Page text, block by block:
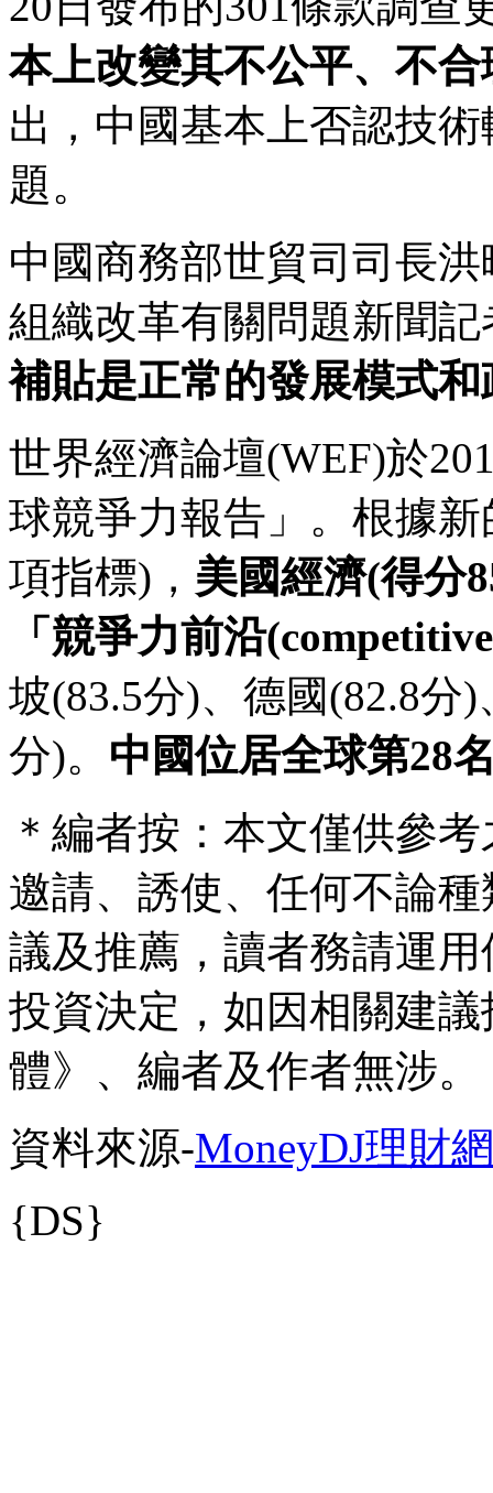
本上改變其不公平、不
出，中國基本上否認技
題。
中國商務部世貿司司長
組織改革有關問題新聞
補貼是正常的發展模式
世界經濟論壇(WEF)於
球競爭力報告」。根據
項指標)， 美國經濟(得分
「競爭力前沿
坡(83.5分)、德國(82.8分
分)。 中國位居全球第28
＊編者按：本文僅供參
邀請、誘使、任何不論
議及推薦，讀者務請運
投資決定，如因相關建
體》、編者及作者無涉。
資料來源-MoneyDJ理財網
{DS}